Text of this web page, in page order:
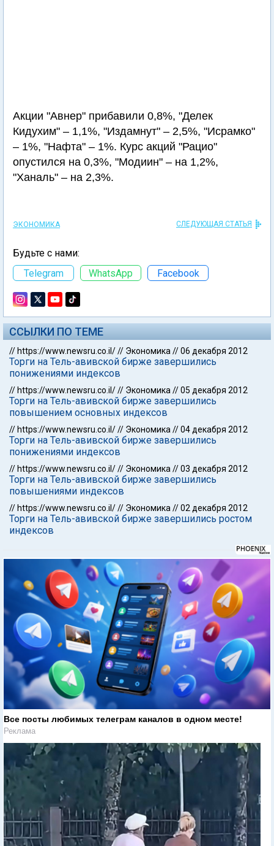
Акции "Авнер" прибавили 0,8%, "Делек
Кидухим" – 1,1%, "Издамнут" – 2,5%, "Исрамко"
– 1%, "Нафта" – 1%. Курс акций "Рацио"
опустился на 0,3%, "Модиин" – на 1,2%,
"Ханаль" – на 2,3%.
ЭКОНОМИКА СЛЕДУЮЩАЯ СТАТЬЯ
Будьте с нами:
Telegram
WhatsApp Facebook
ССЫЛКИ ПО ТЕМЕ
// https://www.newsru.co.il/// Экономика //06 декабря 2012
Торги на Тель-авивской бирже завершились
понижениями индексов
// https://www.newsru.co.il/// Экономика //05 декабря 2012
Торги на Тель-авивской бирже завершились
повышением основных индексов
// https://www.newsru.co.il/// Экономика //04 декабря 2012
Торги на Тель-авивской бирже завершились
понижениями индексов
// https://www.newsru.co.il/// Экономика //03 декабря 2012
Торги на Тель-авивской бирже завершились
повышениями индексов
// https://www.newsru.co.il/// Экономика //02 декабря 2012
Торги на Тель-авивской бирже завершились ростом
индексов
Все посты любимых телеграм каналов в одном месте!
Реклама